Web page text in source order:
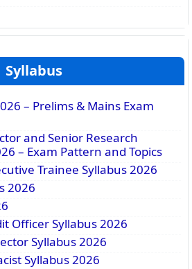
Syllabus
– Prelims & Mains Exam
and Senior Research
– Exam Pattern and Topics
Trainee Syllabus 2026
2026
Officer Syllabus 2026
Syllabus 2026
Syllabus 2026